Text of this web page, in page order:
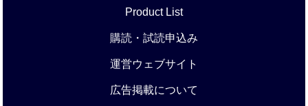
Product List
購読・試読申込み
運営ウェブサイト
広告掲載について